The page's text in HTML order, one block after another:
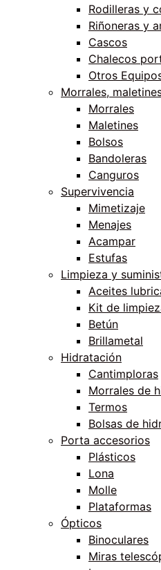
Rodilleras y
Riñoneras y
Cascos
Chalecos
Otros
Morrales,
Morrales
Maletines
Bolsos
Bandoleras
Canguros
Supervivencia
Mimetizaje
Menajes
Acampar
Estufas
Limpieza y
Aceites
Kit de
Betún
Brillametal
Hidratación
Cantimploras
Morrales de
Termos
Bolsas de
Porta accesorios
Plásticos
Lona
Molle
Plataformas
Ópticos
Binoculares
Miras